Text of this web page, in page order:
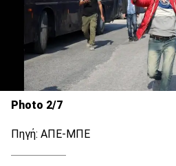
Photo 2/7
Πηγή: ΑΠΕ-ΜΠΕ